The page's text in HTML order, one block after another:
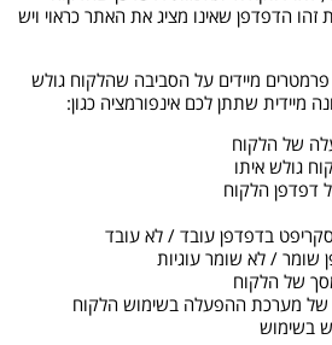
זהו הדפדפן שאינו מציג את האתר כראוי ויש
פרמטרים מיידים על הסביבה שהלקוח גולש
מיידית שתתן לכם אינפורמציה כגון:
של הלקוח
גולש איתו
דפדפן הלקוח
בדפדפן עובד / לא עובד
שומר / לא שומר עוגיות
של הלקוח
מערכת ההפעלה בשימוש הלקוח
בשימוש